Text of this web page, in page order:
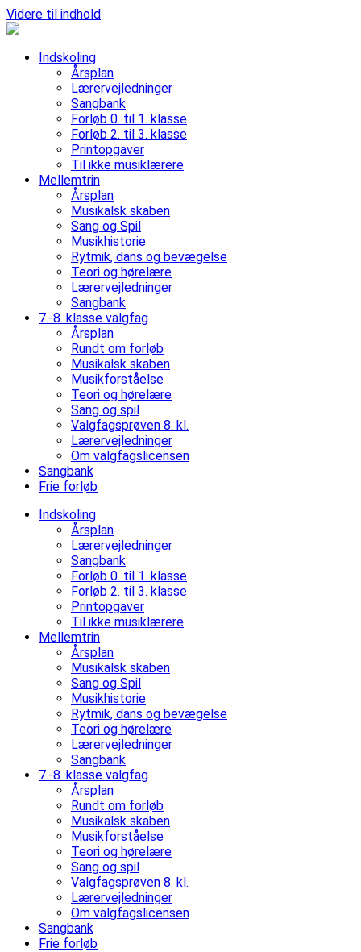
Videre til indhold
Indskoling
Årsplan
Lærervejledninger
Sangbank
Forløb 0. til 1. klasse
Forløb 2. til 3. klasse
Printopgaver
Til ikke musiklærere
Mellemtrin
Årsplan
Musikalsk skaben
Sang og Spil
Musikhistorie
Rytmik, dans og bevægelse
Teori og hørelære
Lærervejledninger
Sangbank
7.-8. klasse valgfag
Årsplan
Rundt om forløb
Musikalsk skaben
Musikforståelse
Teori og hørelære
Sang og spil
Valgfagsprøven 8. kl.
Lærervejledninger
Om valgfagslicensen
Sangbank
Frie forløb
Indskoling
Årsplan
Lærervejledninger
Sangbank
Forløb 0. til 1. klasse
Forløb 2. til 3. klasse
Printopgaver
Til ikke musiklærere
Mellemtrin
Årsplan
Musikalsk skaben
Sang og Spil
Musikhistorie
Rytmik, dans og bevægelse
Teori og hørelære
Lærervejledninger
Sangbank
7.-8. klasse valgfag
Årsplan
Rundt om forløb
Musikalsk skaben
Musikforståelse
Teori og hørelære
Sang og spil
Valgfagsprøven 8. kl.
Lærervejledninger
Om valgfagslicensen
Sangbank
Frie forløb